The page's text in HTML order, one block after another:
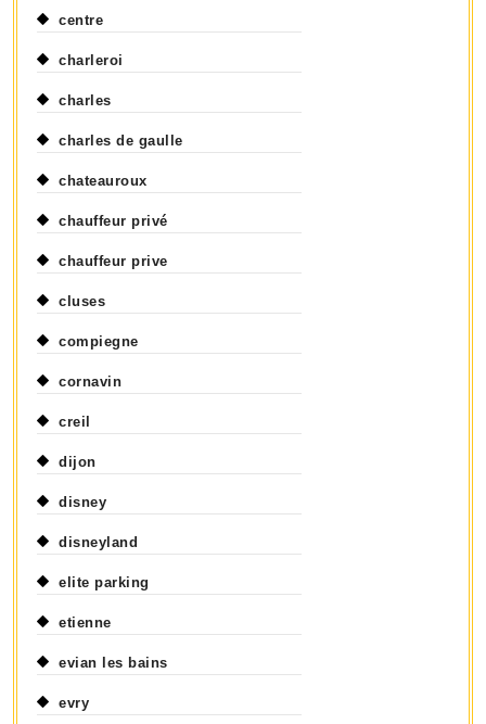
centre
charleroi
charles
charles de gaulle
chateauroux
chauffeur privé
chauffeur prive
cluses
compiegne
cornavin
creil
dijon
disney
disneyland
elite parking
etienne
evian les bains
evry